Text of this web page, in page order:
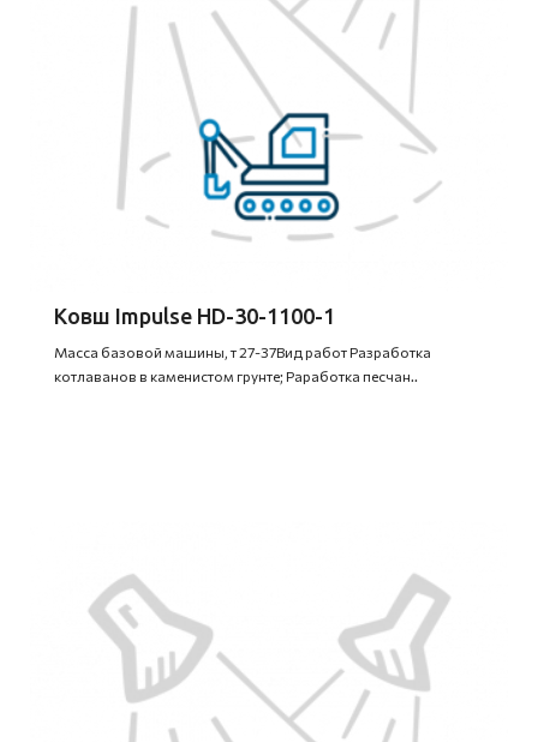
Ковш Impulse HD-30-1100-1
Масса базовой машины, т 27-37Вид работ Разработка
котлаванов в каменистом грунте; Раработка песчан..